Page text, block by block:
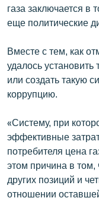
«Ազատության»
газа заключается в
еще политические
Вместе с тем, как
удалось
или создать такую
коррупцию.
«Систему, при
эффективные
потребителя цена
этом причина в том,
других позиций и
отношении